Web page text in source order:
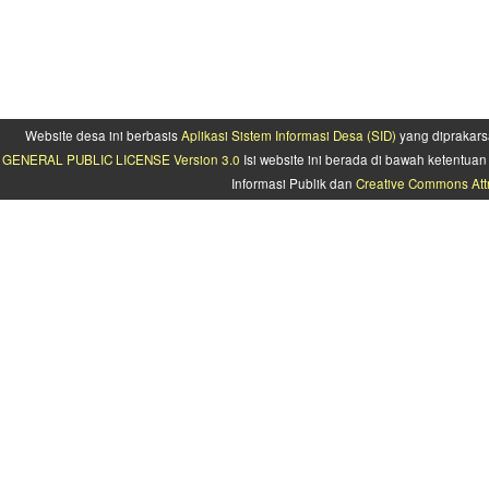
Website desa ini berbasisAplikasi Sistem Informasi Desa (SID) yang
GENERAL PUBLIC LICENSE Version 3.0 Isi website ini berada di bawah
Informasi Publik dan Creative Commons